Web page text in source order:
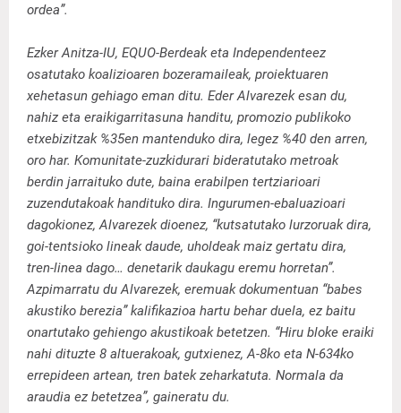
ordea”.
Ezker Anitza-IU, EQUO-Berdeak eta Independenteez
osatutako koalizioaren bozeramaileak, proiektuaren
xehetasun gehiago eman ditu. Eder Alvarezek esan du,
nahiz eta eraikigarritasuna handitu, promozio publikoko
etxebizitzak %35en mantenduko dira, legez %40 den arren,
oro har. Komunitate-zuzkidurari bideratutako metroak
berdin jarraituko dute, baina erabilpen tertziarioari
zuzendutakoak handituko dira. Ingurumen-ebaluazioari
dagokionez, Alvarezek dioenez, “kutsatutako lurzoruak dira,
goi-tentsioko lineak daude, uholdeak maiz gertatu dira,
tren-linea dago… denetarik daukagu eremu horretan”.
Azpimarratu du Alvarezek, eremuak dokumentuan “babes
akustiko berezia” kalifikazioa hartu behar duela, ez baitu
onartutako gehiengo akustikoak betetzen. “Hiru bloke eraiki
nahi dituzte 8 altuerakoak, gutxienez, A-8ko eta N-634ko
errepideen artean, tren batek zeharkatuta. Normala da
araudia ez betetzea”, gaineratu du.